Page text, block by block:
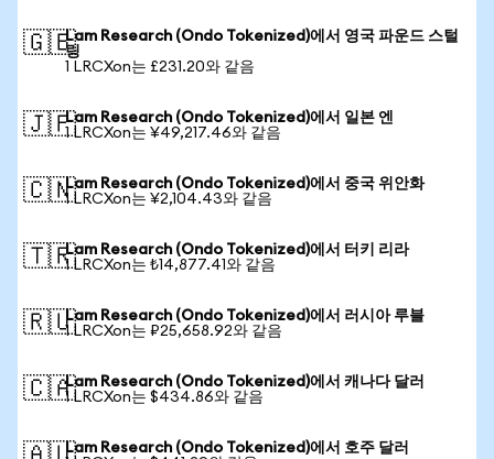
🇬🇧Lam Research (Ondo Tokenized)에서 영국 파운드 스털
링
1 LRCXon는 £231.20와 같음
🇯🇵Lam Research (Ondo Tokenized)에서 일본 엔
1 LRCXon는 ¥49,217.46와 같음
🇨🇳Lam Research (Ondo Tokenized)에서 중국 위안화
1 LRCXon는 ¥2,104.43와 같음
🇹🇷Lam Research (Ondo Tokenized)에서 터키 리라
1 LRCXon는 ₺14,877.41와 같음
🇷🇺Lam Research (Ondo Tokenized)에서 러시아 루블
1 LRCXon는 ₽25,658.92와 같음
🇨🇦Lam Research (Ondo Tokenized)에서 캐나다 달러
1 LRCXon는 $434.86와 같음
Lam Research (Ondo Tokenized)에서 호주 달러